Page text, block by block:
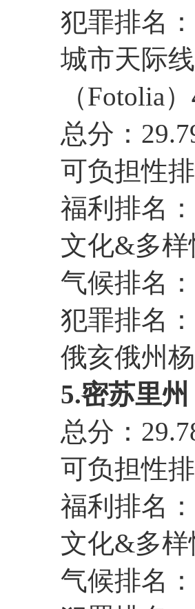
犯罪排名
城市天际
（Fotolia）
总分：
可负担性
福利排名
文化&多样
气候排名
犯罪排名
俄亥俄州
5.密苏里州
总分：
可负担性
福利排名
文化&多样
气候排名